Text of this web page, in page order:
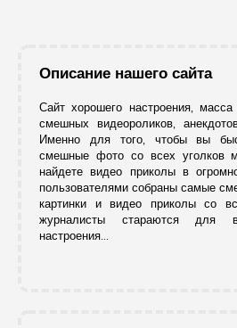
Описание нашего сайта
Сайт хорошего настроения, масса
смешных видеороликов,
Именно для того, чтобы вы
смешные фото со всех уголков
найдете видео приколы в
пользователями собраны самые
картинки и видео приколы со
журналисты стараются для
настроения...